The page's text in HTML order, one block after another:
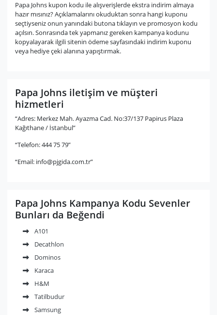
Papa Johns kupon kodu ile alışverişlerde ekstra indirim almaya
hazır mısınız? Açıklamalarını okuduktan sonra hangi kuponu
seçtiyseniz onun yanındaki butona tıklayın ve promosyon kodu
açılsın. Sonrasında tek yapmanız gereken kampanya kodunu
kopyalayarak ilgili sitenin ödeme sayfasındaki indirim kuponu
veya hediye çeki alanına yapıştırmak.
Papa Johns iletişim ve müşteri
hizmetleri
“Adres: Merkez Mah. Ayazma Cad. No:37/137 Papirus Plaza
Kağıthane / İstanbul”
“Telefon: 444 75 79”
“Email: info@pjgida.com.tr”
Papa Johns Kampanya Kodu Sevenler
Bunları da Beğendi
A101
Decathlon
Dominos
Karaca
H&M
Tatilbudur
Samsung